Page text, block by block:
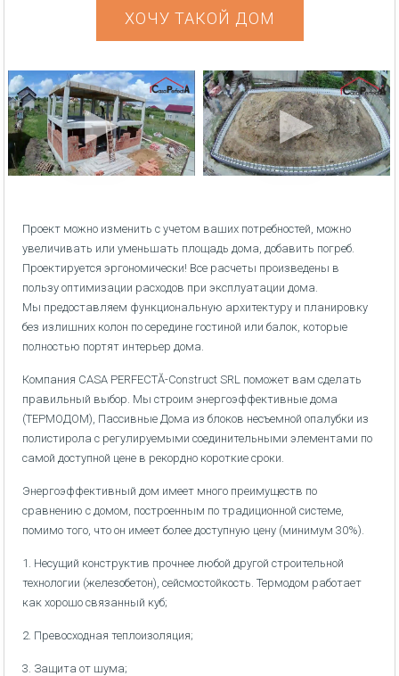
ХОЧУ ТАКОЙ ДОМ
Проект можно изменить с учетом ваших потребностей, можно
увеличивать или уменьшать площадь дома, добавить погреб.
Проектируется эргономически! Все расчеты произведены в
пользу оптимизации расходов при эксплуатации дома.
Мы предоставляем функциональную архитектуру и планировку
без излишних колон по середине гостиной или балок, которые
полностью портят интерьер дома.
Компания CASA PERFECTĂ-Construct SRL поможет вам сделать
правильный выбор. Мы строим энергоэффективные дома
(ТЕРМОДОМ), Пассивные Дома из блоков несъемной опалубки из
полистирола с регулируемыми соединительными элементами по
самой доступной цене в рекордно короткие сроки.
Энергоэффективный дом имеет много преимуществ по
сравнению с домом, построенным по традиционной системе,
помимо того, что он имеет более доступную цену (минимум 30%).
1. Несущий конструктив прочнее любой другой строительной
технологии (железобетон), сейсмостойкость. Термодом работает
как хорошо связанный куб;
2. Превосходная теплоизоляция;
3. Защита от шума;